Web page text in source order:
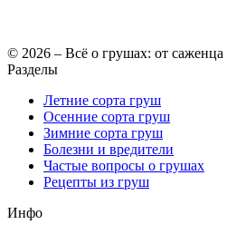
© 2026 – Всё о грушах: от саженца
Разделы
Летние сорта груш
Осенние сорта груш
Зимние сорта груш
Болезни и вредители
Частые вопросы о грушах
Рецепты из груш
Инфо